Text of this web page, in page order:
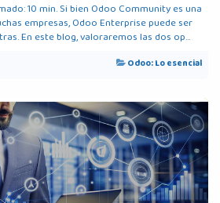
10 min. Si bien Odoo Community es una
empresas, Odoo Enterprise puede ser
En este blog, valoraremos las dos op...
Odoo: Lo esencial